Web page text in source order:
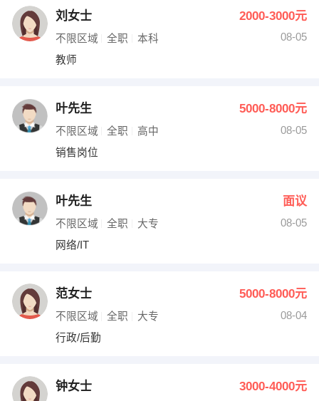
刘女士 2000-3000元
不限区域 全职 本科
08-05
教师
叶先生 5000-8000元
不限区域 全职 高中
08-05
销售岗位
叶先生 面议
不限区域 全职 大专
08-05
网络/IT
范女士 5000-8000元
不限区域 全职 大专
08-04
行政/后勤
钟女士 3000-4000元